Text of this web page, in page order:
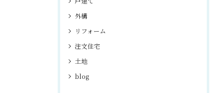
外構
リフォーム
注文住宅
土地
blog